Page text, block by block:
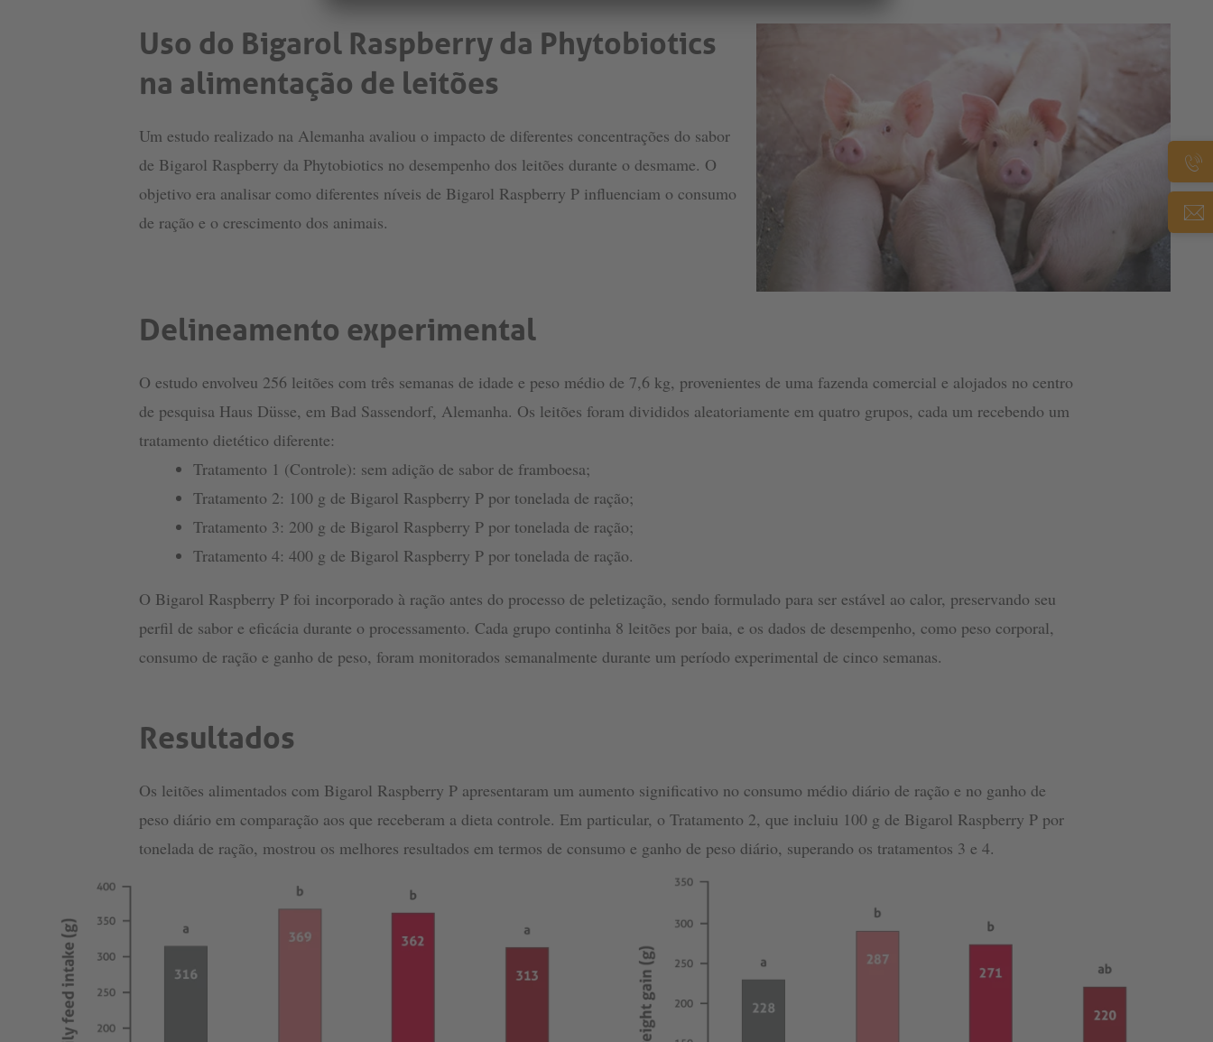
Uso do Bigarol Raspberry da Phytobiotics
na alimentação de leitões
Um estudo realizado na Alemanha avaliou o impacto de diferentes concentrações do sabor
de Bigarol Raspberry da Phytobiotics no desempenho dos leitões durante o desmame. O
objetivo era analisar como diferentes níveis de Bigarol Raspberry P influenciam o consumo
de ração e o crescimento dos animais.
Delineamento experimental
O estudo envolveu 256 leitões com três semanas de idade e peso médio de 7,6 kg, provenientes de uma fazenda comercial e alojados no centro
de pesquisa Haus Düsse, em Bad Sassendorf, Alemanha. Os leitões foram divididos aleatoriamente em quatro grupos, cada um recebendo um
tratamento dietético diferente:
Tratamento 1 (Controle): sem adição de sabor de framboesa;
Tratamento 2: 100 g de Bigarol Raspberry P por tonelada de ração;
Tratamento 3: 200 g de Bigarol Raspberry P por tonelada de ração;
Tratamento 4: 400 g de Bigarol Raspberry P por tonelada de ração.
O Bigarol Raspberry P foi incorporado à ração antes do processo de peletização, sendo formulado para ser estável ao calor, preservando seu
perfil de sabor e eficácia durante o processamento. Cada grupo continha 8 leitões por baia, e os dados de desempenho, como peso corporal,
consumo de ração e ganho de peso, foram monitorados semanalmente durante um período experimental de cinco semanas.
Resultados
Os leitões alimentados com Bigarol Raspberry P apresentaram um aumento significativo no consumo médio diário de ração e no ganho de
peso diário em comparação aos que receberam a dieta controle. Em particular, o Tratamento 2, que incluiu 100 g de Bigarol Raspberry P por
tonelada de ração, mostrou os melhores resultados em termos de consumo e ganho de peso diário, superando os tratamentos 3 e 4.